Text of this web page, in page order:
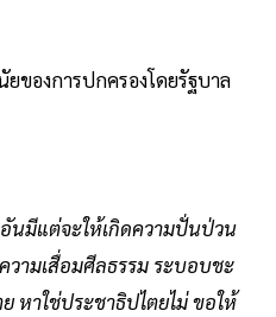
ของการปกครองโดยรัฐบาล
นมีแต่จะให้เกิดความปั่นป่วน
วามเสื่อมศีลธรรม ระบอบชะ
หาใช่ประชาธิปไตยไม่ ขอให้